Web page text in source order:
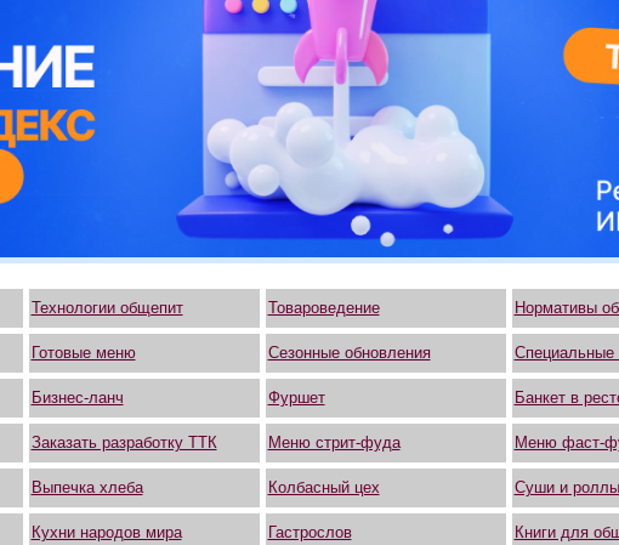
Технологии общепит Товароведение Нормативы
Готовые меню Сезонные обновления Специальные
Бизнес-ланч Фуршет Банкет в
Заказать разработку ТТК Меню стрит-фуда Меню фаст-
Выпечка хлеба Колбасный цех Суши и роллы
Кухни народов мира Гастрослов Книги для